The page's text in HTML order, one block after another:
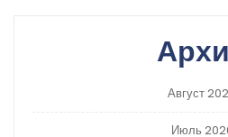
Август
Июль